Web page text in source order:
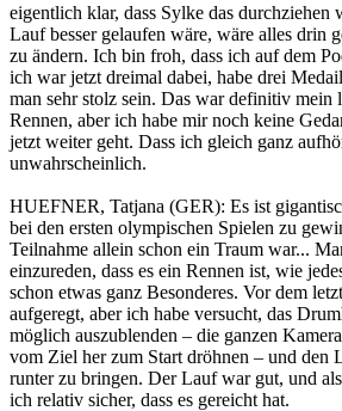
eigentlich klar, dass Sylke das durchziehen
Lauf besser gelaufen wäre, wäre alles drin
zu ändern. Ich bin froh, dass ich auf dem
ich war jetzt dreimal dabei, habe drei
man sehr stolz sein. Das war definitiv mein
Rennen, aber ich habe mir noch keine
jetzt weiter geht. Dass ich gleich ganz
unwahrscheinlich.
HUEFNER, Tatjana (GER): Es ist
bei den ersten olympischen Spielen zu
Teilnahme allein schon ein Traum war...
einzureden, dass es ein Rennen ist, wie
schon etwas ganz Besonderes. Vor dem
aufgeregt, aber ich habe versucht, das
möglich auszublenden – die ganzen
vom Ziel her zum Start dröhnen – und den
runter zu bringen. Der Lauf war gut, und
ich relativ sicher, dass es gereicht hat.